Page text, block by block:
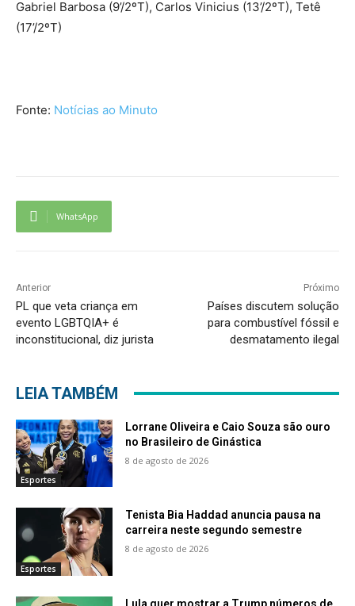
Gabriel Barbosa (9’/2ºT), Carlos Vinicius (13’/2ºT), Tetê
(17’/2ºT)
Fonte: Notícias ao Minuto
WhatsApp
Anterior
PL que veta criança em
evento LGBTQIA+ é
inconstitucional, diz jurista
Próximo
Países discutem solução
para combustível fóssil e
desmatamento ilegal
LEIA TAMBÉM
Esportes
Lorrane Oliveira e Caio Souza são ouro
no Brasileiro de Ginástica
8 de agosto de 2026
Esportes
Tenista Bia Haddad anuncia pausa na
carreira neste segundo semestre
8 de agosto de 2026